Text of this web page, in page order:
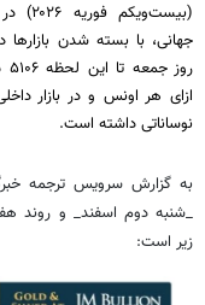
(‌بیست‌ویکم
جهانی، با بسته شدن بازارها
ازای هر اونس و در بازار
نوساناتی داشته است.
_شنبه دوم اسفند_ و روند
زیر است: